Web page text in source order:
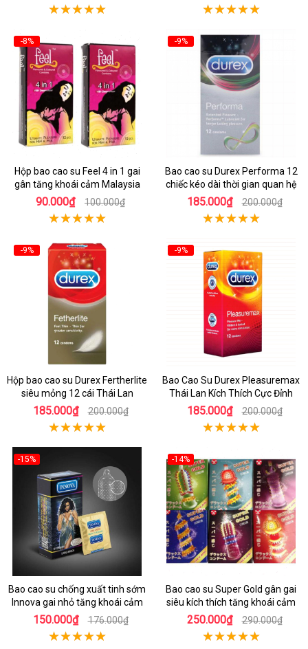
-8%
Hộp bao cao su Feel 4 in 1 gai
gân tăng khoái cảm Malaysia
90.000₫ 100.000₫
-9%
Bao cao su Durex Performa 12
chiếc kéo dài thời gian quan hệ
185.000₫ 200.000₫
-9%
Hộp bao cao su Durex Fertherlite
siêu mỏng 12 cái Thái Lan
185.000₫ 200.000₫
-9%
Bao Cao Su Durex Pleasuremax
Thái Lan Kích Thích Cực Đỉnh
185.000₫ 200.000₫
-15%
Bao cao su chống xuất tinh sớm
Innova gai nhỏ tăng khoái cảm
150.000₫ 176.000₫
-14%
Bao cao su Super Gold gân gai
siêu kích thích tăng khoái cảm
250.000₫ 290.000₫